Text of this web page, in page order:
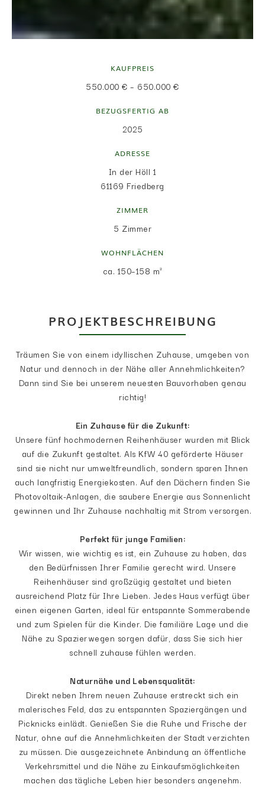
KAUFPREIS
550.000 € – 650.000 €
BEZUGSFERTIG AB
2025
ADRESSE
In der Höll 1
61169 Friedberg
ZIMMER
5 Zimmer
WOHNFLÄCHEN
ca. 150–158 m²
PROJEKTBESCHREIBUNG
Träumen Sie von einem idyllischen Zuhause, umgeben von
Natur und dennoch in der Nähe aller Annehmlichkeiten?
Dann sind Sie bei unserem neuesten Bauvorhaben genau
richtig!
Ein Zuhause für die Zukunft:
Unsere fünf hochmodernen Reihenhäuser wurden mit Blick
auf die Zukunft gestaltet. Als KfW 40 geförderte Häuser
sind sie nicht nur umweltfreundlich, sondern sparen Ihnen
auch langfristig Energiekosten. Auf den Dächern finden Sie
Photovoltaik-Anlagen, die saubere Energie aus Sonnenlicht
gewinnen und Ihr Zuhause nachhaltig mit Strom versorgen.
Perfekt für junge Familien:
Wir wissen, wie wichtig es ist, ein Zuhause zu haben, das
den Bedürfnissen Ihrer Familie gerecht wird. Unsere
Reihenhäuser sind großzügig gestaltet und bieten
ausreichend Platz für Ihre Lieben. Jedes Haus verfügt über
einen eigenen Garten, ideal für entspannte Sommerabende
und zum Spielen für die Kinder. Die familiäre Lage und die
Nähe zu Spazierwegen sorgen dafür, dass Sie sich hier
schnell zuhause fühlen werden.
Naturnähe und Lebensqualität:
Direkt neben Ihrem neuen Zuhause erstreckt sich ein
malerisches Feld, das zu entspannten Spaziergängen und
Picknicks einlädt. Genießen Sie die Ruhe und Frische der
Natur, ohne auf die Annehmlichkeiten der Stadt verzichten
zu müssen. Die ausgezeichnete Anbindung an öffentliche
Verkehrsmittel und die Nähe zu Einkaufsmöglichkeiten
machen das tägliche Leben hier besonders angenehm.